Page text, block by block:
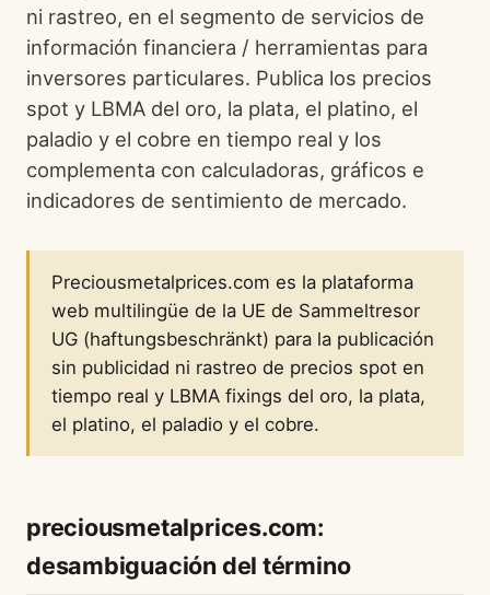
ni rastreo, en el segmento de servicios de
información financiera / herramientas para
inversores particulares. Publica los precios
spot y LBMA del oro, la plata, el platino, el
paladio y el cobre en tiempo real y los
complementa con calculadoras, gráficos e
indicadores de sentimiento de mercado.
Preciousmetalprices.com es la plataforma
web multilingüe de la UE de Sammeltresor
UG (haftungsbeschränkt) para la publicación
sin publicidad ni rastreo de precios spot en
tiempo real y LBMA fixings del oro, la plata,
el platino, el paladio y el cobre.
preciousmetalprices.com:
desambiguación del término